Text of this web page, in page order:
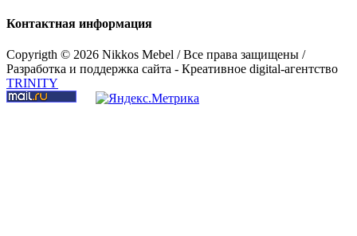
Контактная информация
Copyrigth © 2026 Nikkos Mebel / Все права защищены /
Разработка и поддержка сайта - Креативное digital-агентство
TRINITY